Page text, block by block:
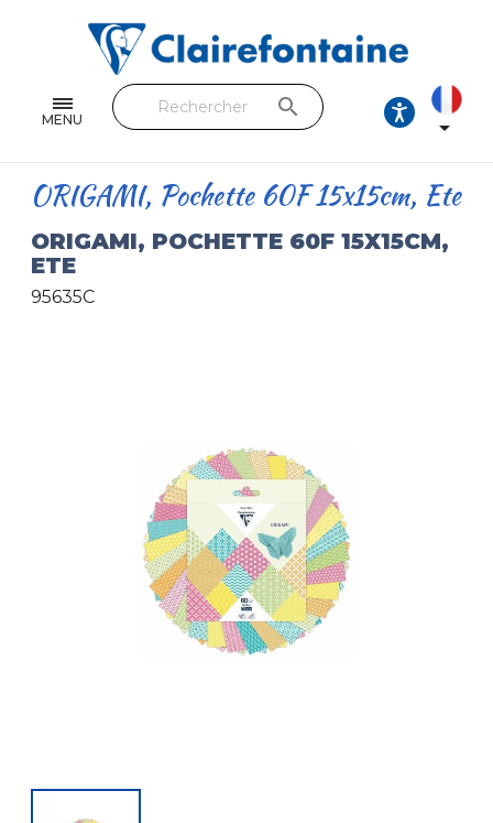
MENU
Feuilles & Copies
Beaux-arts & Dessin
Loisirs créatifs
Papiers cadeaux et emballages
search

ORIGAMI, Pochette 60F 15x15cm, Ete
ORIGAMI, POCHETTE 60F 15X15CM,
ETE
95635C